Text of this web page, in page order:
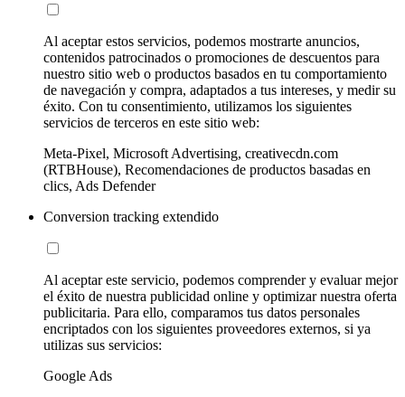
Al aceptar estos servicios, podemos mostrarte anuncios,
contenidos patrocinados o promociones de descuentos para
nuestro sitio web o productos basados en tu comportamiento
de navegación y compra, adaptados a tus intereses, y medir su
éxito. Con tu consentimiento, utilizamos los siguientes
servicios de terceros en este sitio web:
Meta-Pixel, Microsoft Advertising, creativecdn.com
(RTBHouse), Recomendaciones de productos basadas en
clics, Ads Defender
Conversion tracking extendido
Al aceptar este servicio, podemos comprender y evaluar mejor
el éxito de nuestra publicidad online y optimizar nuestra oferta
publicitaria. Para ello, comparamos tus datos personales
encriptados con los siguientes proveedores externos, si ya
utilizas sus servicios:
Google Ads